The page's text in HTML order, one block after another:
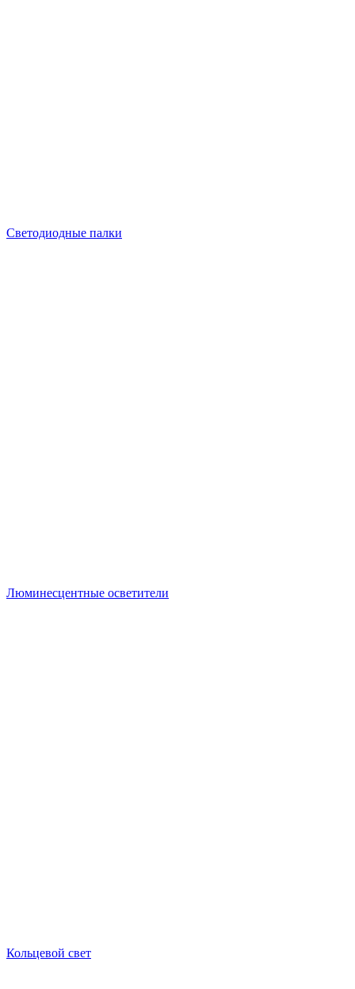
Светодиодные палки
Люминесцентные осветители
Кольцевой свет